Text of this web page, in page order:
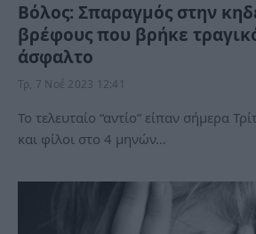
Βόλος: Σπαραγμός στην
βρέφους που βρήκε
άσφαλτο
Τρ, 7 Νοέ 2023 12:41
Το τελευταίο “αντίο” είπαν σήμερα
και φίλοι στο 4 μηνών…